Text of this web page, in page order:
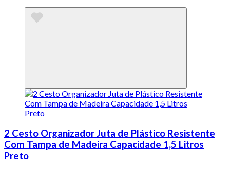
2 Cesto Organizador Juta de Plástico Resistente
Com Tampa de Madeira Capacidade 1,5 Litros
Preto